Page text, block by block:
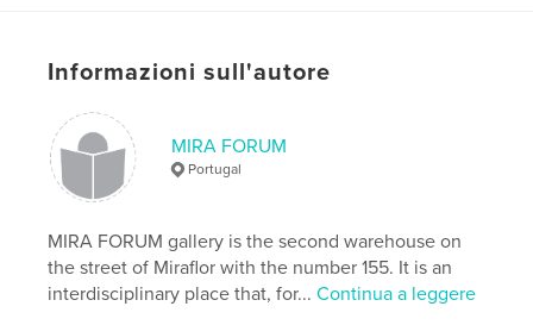
Informazioni sull'autore
MIRA FORUM
Portugal
MIRA FORUM gallery is the second warehouse on
the street of Miraflor with the number 155. It is an
interdisciplinary place that, for...Continua a leggere